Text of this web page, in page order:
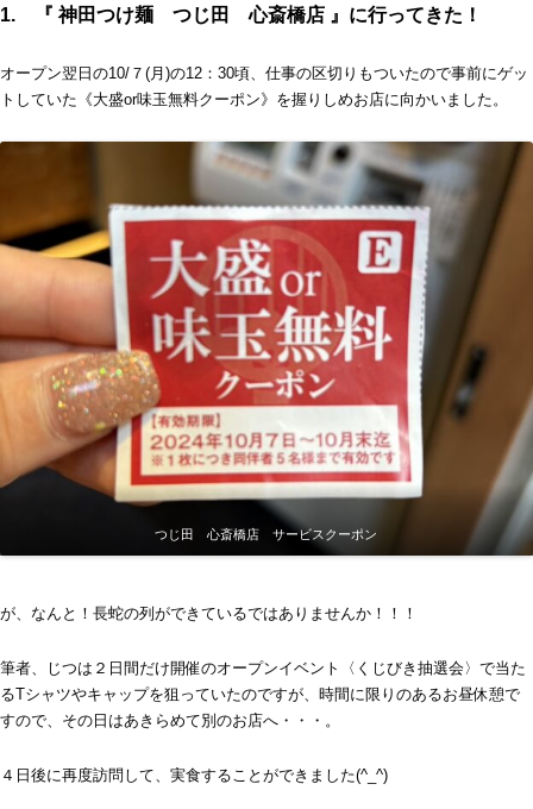
1. 『 神田つけ麺 つじ田 心斎橋店 』に行ってきた！
オープン翌日の10/７(月)の12：30頃、仕事の区切りもついたので事前にゲッ
トしていた《大盛or味玉無料クーポン》を握りしめお店に向かいました。
つじ田 心斎橋店 サービスクーポン
が、なんと！長蛇の列ができているではありませんか！！！
筆者、じつは２日間だけ開催のオープンイベント〈くじびき抽選会〉で当た
るTシャツやキャップを狙っていたのですが、時間に限りのあるお昼休憩で
すので、その日はあきらめて別のお店へ・・・。
４日後に再度訪問して、実食することができました(^_^)